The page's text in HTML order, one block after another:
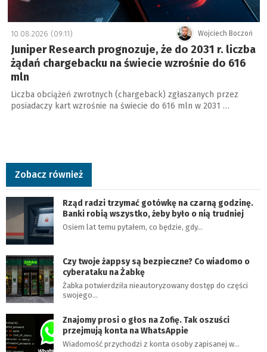
Wojciech Boczoń
10.08.2026 (09:11)
Juniper Research prognozuje, że do 2031 r. liczba
żądań chargebacku na świecie wzrośnie do 616
mln
Liczba obciążeń zwrotnych (chargeback) zgłaszanych przez
posiadaczy kart wzrośnie na świecie do 616 mln w 2031 …
Zobacz również
Rząd radzi trzymać gotówkę na czarną godzinę.
Banki robią wszystko, żeby było o nią trudniej
Osiem lat temu pytałem, co będzie, gdy…
Czy twoje żappsy są bezpieczne? Co wiadomo o
cyberataku na Żabkę
Żabka potwierdziła nieautoryzowany dostęp do części
swojego…
Znajomy prosi o głos na Zofię. Tak oszuści
przejmują konta na WhatsAppie
Wiadomość przychodzi z konta osoby zapisanej w…